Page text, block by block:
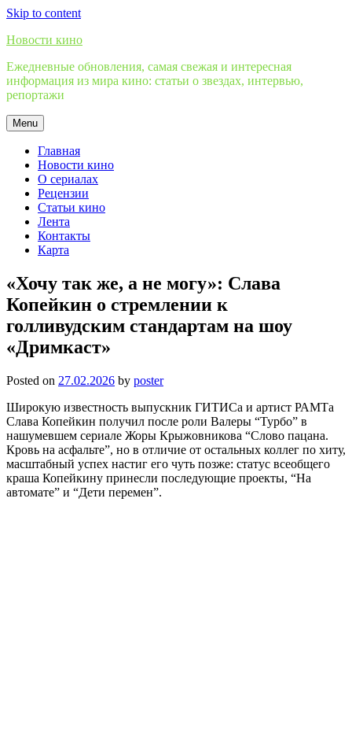
Skip to content
Новости кино
Ежедневные обновления, самая свежая и интересная
информация из мира кино: статьи о звездах, интервью,
репортажи
Menu
Главная
Новости кино
О сериалах
Рецензии
Статьи кино
Лента
Контакты
Карта
«Хочу так же, а не могу»: Слава
Копейкин о стремлении к
голливудским стандартам на шоу
«Дримкаст»
Posted on 27.02.2026 by poster
Широкую известность выпускник ГИТИСа и артист РАМТа
Слава Копейкин получил после роли Валеры “Турбо” в
нашумевшем сериале Жоры Крыжовникова “Слово пацана.
Кровь на асфальте”, но в отличие от остальных коллег по хиту,
масштабный успех настиг его чуть позже: статус всеобщего
краша Копейкину принесли последующие проекты, “На
автомате” и “Дети перемен”.